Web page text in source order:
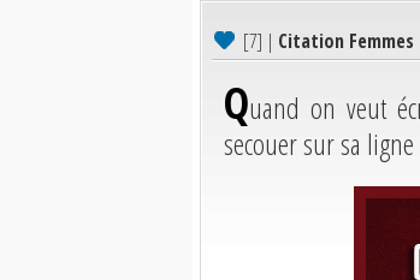
[7] | Citation Femmes
Quand on veut
secouer sur sa